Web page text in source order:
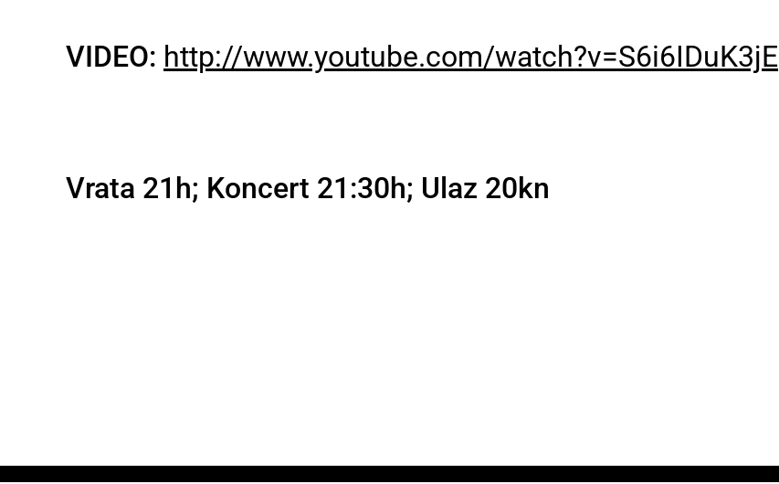
VIDEO: http://www.youtube.com/watch?v=S6i6IDuK3jE
Vrata 21h; Koncert 21:30h; Ulaz 20kn